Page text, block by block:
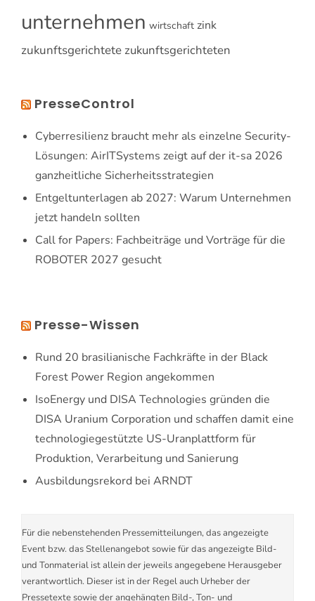
unternehmen wirtschaft zink
zukunftsgerichtete zukunftsgerichteten
PresseControl
Cyberresilienz braucht mehr als einzelne Security-
Lösungen: AirITSystems zeigt auf der it-sa 2026
ganzheitliche Sicherheitsstrategien
Entgeltunterlagen ab 2027: Warum Unternehmen
jetzt handeln sollten
Call for Papers: Fachbeiträge und Vorträge für die
ROBOTER 2027 gesucht
Presse-Wissen
Rund 20 brasilianische Fachkräfte in der Black
Forest Power Region angekommen
IsoEnergy und DISA Technologies gründen die
DISA Uranium Corporation und schaffen damit eine
technologiegestützte US-Uranplattform für
Produktion, Verarbeitung und Sanierung
Ausbildungsrekord bei ARNDT
Für die nebenstehenden Pressemitteilungen, das angezeigte
Event bzw. das Stellenangebot sowie für das angezeigte Bild-
und Tonmaterial ist allein der jeweils angegebene Herausgeber
verantwortlich. Dieser ist in der Regel auch Urheber der
Pressetexte sowie der angehängten Bild-, Ton- und